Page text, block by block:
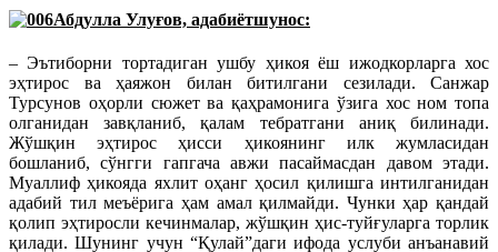
Абдулла Улуғов, адабиётшунос:
– Эътиборни тортадиган ушбу ҳикоя ёш ижодкорларга хос
эҳтирос ва ҳаяжон билан битилгани сезилади. Санжар
Турсунов оҳорли сюжет ва қаҳрамонига ўзига хос ном топа
олганидан завқланиб, қалам тебратгани аниқ билинади.
Жўшқин эҳтирос ҳисси ҳикоянинг илк жумласидан
бошланиб, сўнгги гапгача авжи пасаймасдан давом этади.
Муаллиф ҳикояда яхлит оҳанг ҳосил қилишга интилганидан
адабий тил меъёрига ҳам амал қилмайди. Чунки ҳар қандай
қолип эҳтиросли кечинмалар, жўшқин ҳис-туйғуларга торлик
қилади. Шунинг учун “Қулай”даги ифода услуби анъанавий